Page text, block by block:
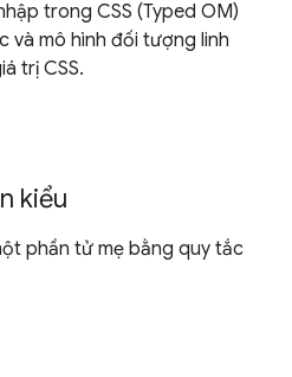
trong CSS (Typed OM)
và mô hình đối tượng linh
trị CSS.
kiểu
phần tử mẹ bằng quy tắc